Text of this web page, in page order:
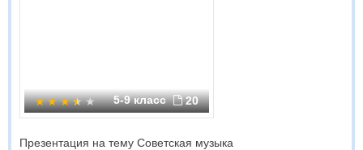
5-9 класс 20
Презентация на тему Советская музыка